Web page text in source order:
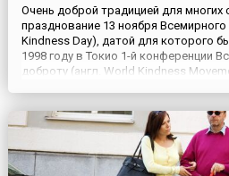
Очень доброй традицией для многих
празднование 13 ноября
Kindness Day), датой для которого
1998 году в Токио 1-й конференции
доброту (англ. World Kindness